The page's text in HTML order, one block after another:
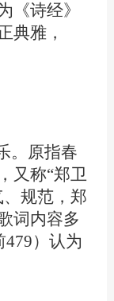
《诗经》
典雅，
。原指春
又称“郑卫
规范，郑
词内容多
）认为